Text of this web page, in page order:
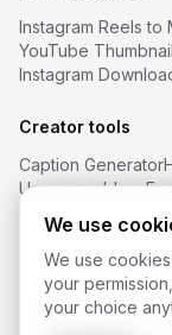
Instagram Reels to
YouTube
Instagram
Creator tools
Caption Generator
Username Ideas
©2026
Baixador de
We use
We use
your
your choice